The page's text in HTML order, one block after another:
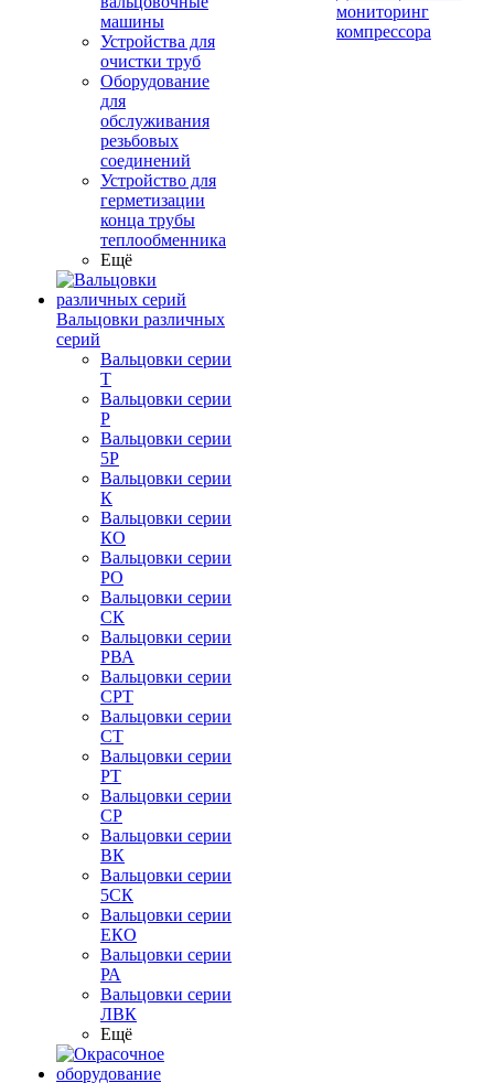
машины
Устройства для
очистки труб
Оборудование
для
обслуживания
резьбовых
соединений
Устройство для
герметизации
конца трубы
теплообменника
Ещё
Вальцовки различных
серий
Вальцовки серии
Т
Вальцовки серии
Р
Вальцовки серии
5Р
Вальцовки серии
К
Вальцовки серии
КО
Вальцовки серии
РО
Вальцовки серии
СК
Вальцовки серии
РВА
Вальцовки серии
СРТ
Вальцовки серии
СТ
Вальцовки серии
РТ
Вальцовки серии
СР
Вальцовки серии
ВК
Вальцовки серии
5СК
Вальцовки серии
ЕКО
Вальцовки серии
РА
Вальцовки серии
ЛВК
Ещё
мониторинг
компрессора